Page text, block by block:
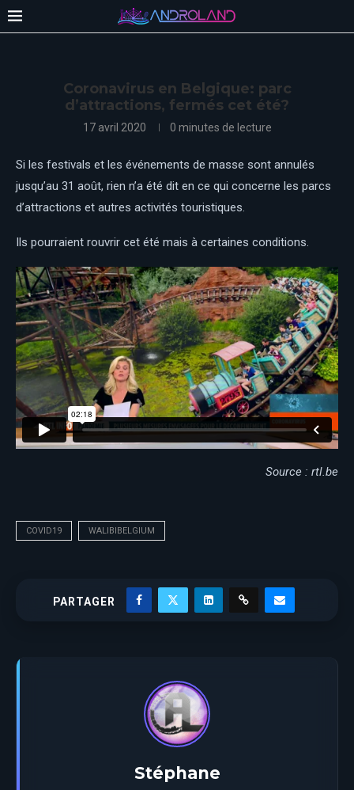
Coronavirus en Belgique: parc
d’attractions, fermés cet été?
17 avril 2020 0 minutes de lecture
Si les festivals et les événements de masse sont annulés
jusqu’au 31 août, rien n’a été dit en ce qui concerne les parcs
d’attractions et autres activités touristiques.
Ils pourraient rouvrir cet été mais à certaines conditions.
Source : rtl.be
COVID19 WALIBIBELGIUM
PARTAGER
Stéphane